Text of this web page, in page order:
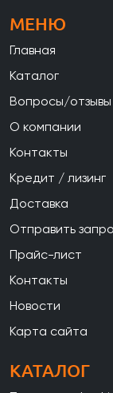
МЕНЮ
Главная
Каталог
Вопросы/отзывы
О компании
Контакты
Кредит / лизинг
Доставка
Отправить
Прайс-лист
Контакты
Новости
Карта сайта
КАТАЛОГ